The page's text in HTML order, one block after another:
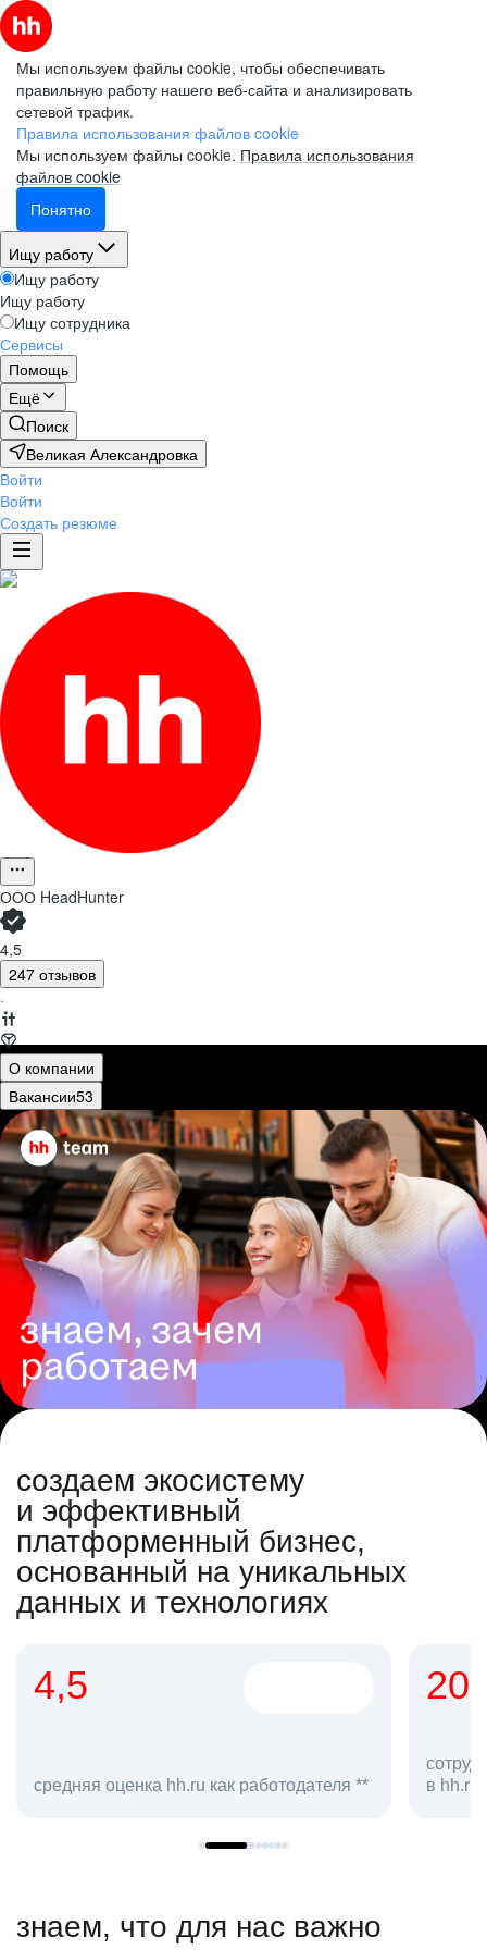
Мы используем файлы cookie, чтобы обеспечивать
правильную работу нашего веб-сайта и анализировать
сетевой трафик.
Правила использования файлов cookie
Мы используем файлы cookie. Правила использования
файлов cookie
Понятно
Ищу работу
Ищу работу
Ищу работу
Ищу сотрудника
Сервисы
Помощь
Ещё
Поиск
Великая Александровка
Войти
Войти
Создать резюме
ООО HeadHunter
4,5
247 отзывов
·
О компании
Вакансии53
создаем экосистему
и эффективный
платформенный бизнес,
основанный на уникальных
данных и технологиях
4,5
средняя оценка hh.ru как работодателя **
в hh.ru
знаем, что для нас важно